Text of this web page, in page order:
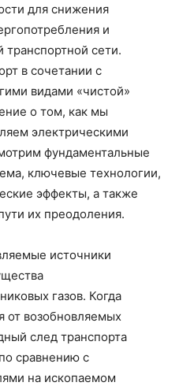
для снижения
и
транспортной сети.
в сочетании с
видами «чистой»
о том, как мы
электрическими
фундаментальные
ключевые технологии,
эффекты, а также
их преодоления.
источники
газов. Когда
от возобновляемых
след транспорта
сравнению с
на ископаемом